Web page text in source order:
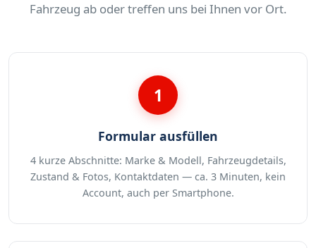
Fahrzeug ab oder treffen uns bei Ihnen vor Ort.
1
Formular ausfüllen
4 kurze Abschnitte: Marke & Modell, Fahrzeugdetails,
Zustand & Fotos, Kontaktdaten — ca. 3 Minuten, kein
Account, auch per Smartphone.